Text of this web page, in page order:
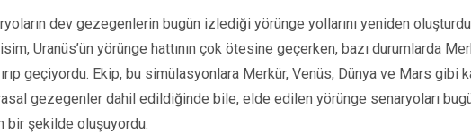
dev gezegenlerin bugün izlediği yörünge yollarını yeniden
Uranüs’ün yörünge hattının çok ötesine geçerken, bazı durumlarda
geçiyordu. Ekip, bu simülasyonlara Merkür, Venüs, Dünya ve Mars gibi
gezegenler dahil edildiğinde bile, elde edilen yörünge senaryoları
bir şekilde oluşuyordu.